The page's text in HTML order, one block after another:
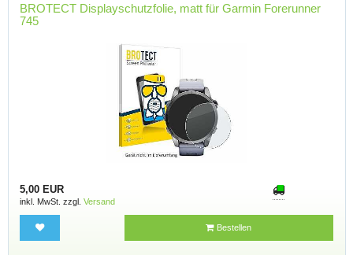
BROTECT Displayschutzfolie, matt für Garmin Forerunner
745
5,00 EUR
inkl. MwSt. zzgl. Versand
Bestellen